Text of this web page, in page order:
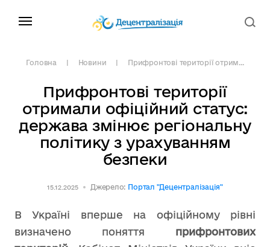
Головна Новини Прифронтові території отрим...
Прифронтові території
отримали офіційний статус:
держава змінює регіональну
політику з урахуванням
безпеки
15.12.2025 Джерело: Портал "Децентралізація"
В Україні вперше на офіційному рівні
визначено поняття прифронтових